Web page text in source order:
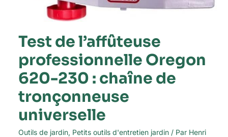
Test de l’affûteuse
professionnelle Oregon
620-230 : chaîne de
tronçonneuse
universelle
Outils de jardin, Petits outils d'entretien jardin/ Par Henri